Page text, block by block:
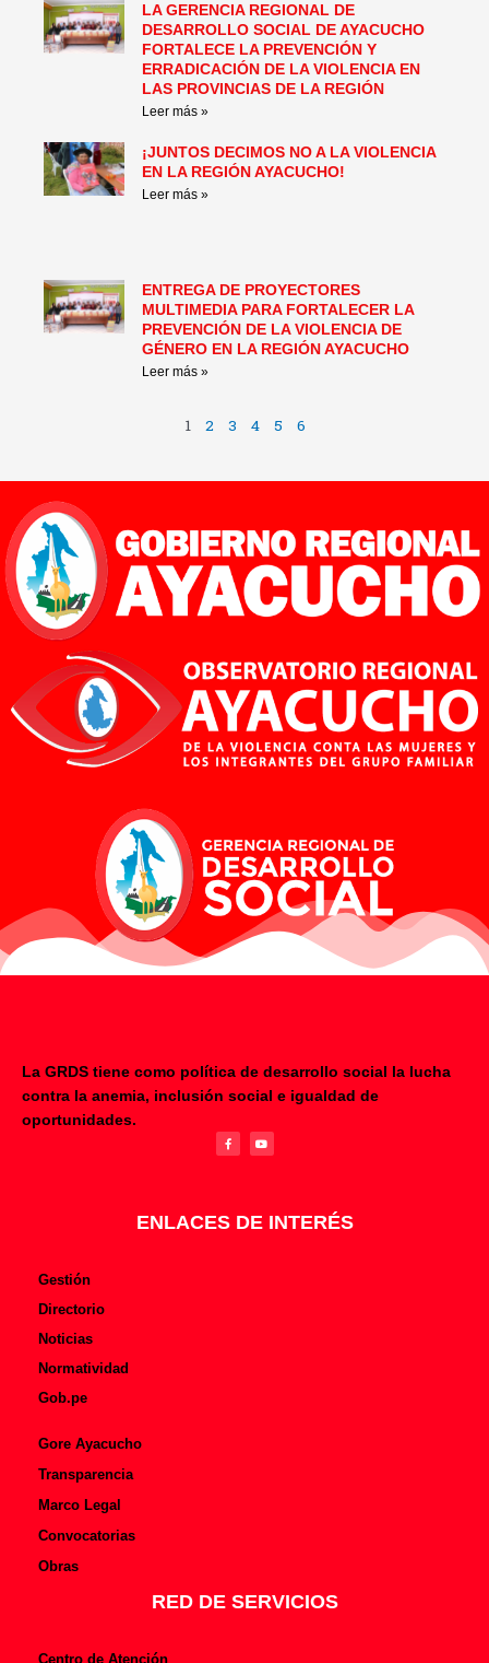
LA GERENCIA REGIONAL DE
DESARROLLO SOCIAL DE AYACUCHO
FORTALECE LA PREVENCIÓN Y
ERRADICACIÓN DE LA VIOLENCIA EN
LAS PROVINCIAS DE LA REGIÓN
Leer más »
¡JUNTOS DECIMOS NO A LA VIOLENCIA
EN LA REGIÓN AYACUCHO!
Leer más »
ENTREGA DE PROYECTORES
MULTIMEDIA PARA FORTALECER LA
PREVENCIÓN DE LA VIOLENCIA DE
GÉNERO EN LA REGIÓN AYACUCHO
Leer más »
1 2 3 4 5 6
La GRDS tiene como política de desarrollo social la lucha
contra la anemia, inclusión social e igualdad de
oportunidades.
c
e
b
t
u
ENLACES DE INTERÉS
Gestión
Directorio
Noticias
Normatividad
Gob.pe
Gore Ayacucho
Transparencia
Marco Legal
Convocatorias
Obras
RED DE SERVICIOS
Centro de Atención